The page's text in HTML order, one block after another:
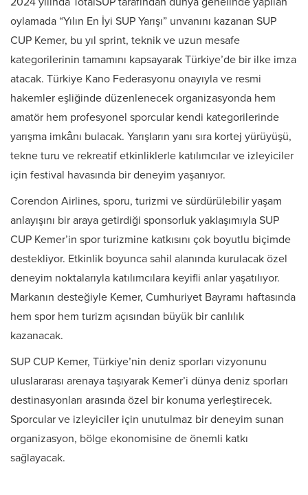
oylamada “Yılın En İyi SUP Yarışı” unvanını kazanan SUP
CUP Kemer, bu yıl sprint, teknik ve uzun mesafe
kategorilerinin tamamını kapsayarak Türkiye’de bir ilke imza
atacak. Türkiye Kano Federasyonu onayıyla ve resmi
hakemler eşliğinde düzenlenecek organizasyonda hem
amatör hem profesyonel sporcular kendi kategorilerinde
yarışma imkânı bulacak. Yarışların yanı sıra kortej yürüyüşü,
tekne turu ve rekreatif etkinliklerle katılımcılar ve izleyiciler
için festival havasında bir deneyim yaşanıyor.
Corendon Airlines, sporu, turizmi ve sürdürülebilir yaşam
anlayışını bir araya getirdiği sponsorluk yaklaşımıyla SUP
CUP Kemer’in spor turizmine katkısını çok boyutlu biçimde
destekliyor. Etkinlik boyunca sahil alanında kurulacak özel
deneyim noktalarıyla katılımcılara keyifli anlar yaşatılıyor.
Markanın desteğiyle Kemer, Cumhuriyet Bayramı haftasında
hem spor hem turizm açısından büyük bir canlılık
kazanacak.
SUP CUP Kemer, Türkiye’nin deniz sporları vizyonunu
uluslararası arenaya taşıyarak Kemer’i dünya deniz sporları
destinasyonları arasında özel bir konuma yerleştirecek.
Sporcular ve izleyiciler için unutulmaz bir deneyim sunan
organizasyon, bölge ekonomisine de önemli katkı
sağlayacak.